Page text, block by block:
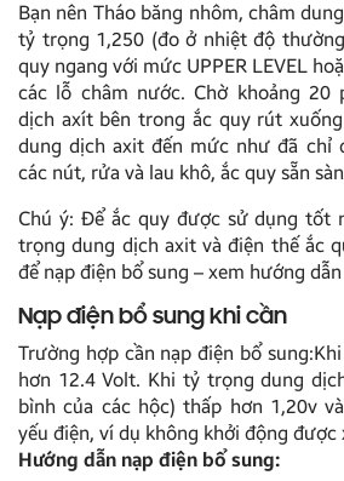
Bạn nên Tháo băng nhôm, châm
tỷ trọng 1,250 (đo ở nhiệt độ
quy ngang với mức UPPER LEVEL
các lỗ châm nước. Chờ khoảng 20
dịch axít bên trong ắc quy rút
dung dịch axit đến mức như đã chỉ
các nút, rửa và lau khô, ắc quy sẵn
Chú ý: Để ắc quy được sử dụng tốt
trọng dung dịch axit và điện thế ắc
để nạp điện bổ sung – xem hướng
Nạp điện bổ sung khi cần
Trường hợp cần nạp điện bổ
hơn 12.4 Volt. Khi tỷ trọng dung
bình của các hộc) thấp hơn 1,20v
yếu điện, ví dụ không khởi động được
Hướng dẫn nạp điện bổ sung: